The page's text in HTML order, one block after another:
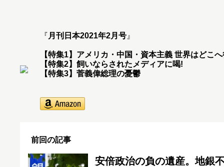
『 月刊日本2021年2月号 』
【特集1】アメリカ・中国・資本主義 世界はどこ
【特集2】飼いならされたメディアに喝!
【特集3】菅義偉総理の憂鬱
前回の記事
安倍政治の負の遺産。地銀